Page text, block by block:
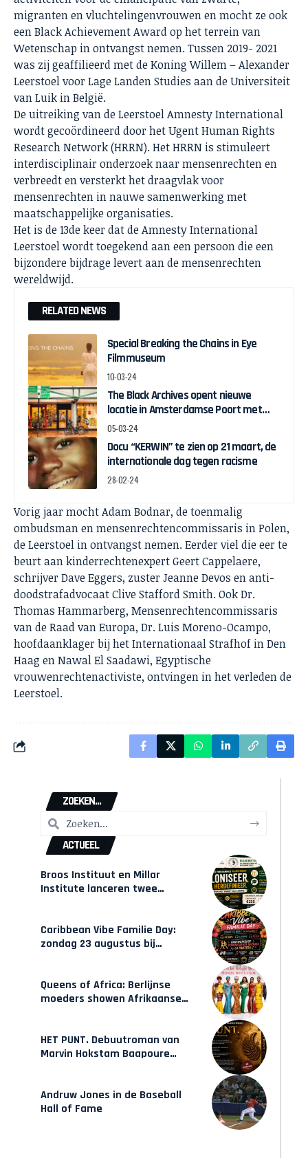
migranten en vluchtelingenvrouwen en mocht ze ook
een Black Achievement Award op het terrein van
Wetenschap in ontvangst nemen. Tussen 2019- 2021
was zij geaffilieerd met de Koning Willem – Alexander
Leerstoel voor Lage Landen Studies aan de Universiteit
van Luik in België.
De uitreiking van de Leerstoel Amnesty International
wordt gecoördineerd door het Ugent Human Rights
Research Network (HRRN). Het HRRN is stimuleert
interdisciplinair onderzoek naar mensenrechten en
verbreedt en versterkt het draagvlak voor
mensenrechten in nauwe samenwerking met
maatschappelijke organisaties.
Het is de 13de keer dat de Amnesty International
Leerstoel wordt toegekend aan een persoon die een
bijzondere bijdrage levert aan de mensenrechten
wereldwijd.
RELATED NEWS
Special Breaking the Chains in Eye
Filmmuseum
10-03-24
The Black Archives opent nieuwe
locatie in Amsterdamse Poort met
pop-up expo over Ghanese
onafhankelijkheid
05-03-24
Docu “KERWIN” te zien op 21 maart, de
internationale dag tegen racisme
28-02-24
Vorig jaar mocht Adam Bodnar, de toenmalig
ombudsman en mensenrechtencommissaris in Polen,
de Leerstoel in ontvangst nemen. Eerder viel die eer te
beurt aan kinderrechtenexpert Geert Cappelaere,
schrijver Dave Eggers, zuster Jeanne Devos en anti-
doodstrafadvocaat Clive Stafford Smith. Ook Dr.
Thomas Hammarberg, Mensenrechtencommissaris
van de Raad van Europa, Dr. Luis Moreno-Ocampo,
hoofdaanklager bij het Internationaal Strafhof in Den
Haag en Nawal El Saadawi, Egyptische
vrouwenrechtenactiviste, ontvingen in het verleden de
Leerstoel.
ZOEKEN...
ACTUEEL
Broos Instituut en Millar
Institute lanceren twee
Caribbean Vibe Familie Day:
zondag 23 augustus bij
Queens of Africa: Berlijnse
moeders showen Afrikaanse
HET PUNT. Debuutroman van
Marvin Hokstam Baapoure
Andruw Jones in de Baseball
Hall of Fame